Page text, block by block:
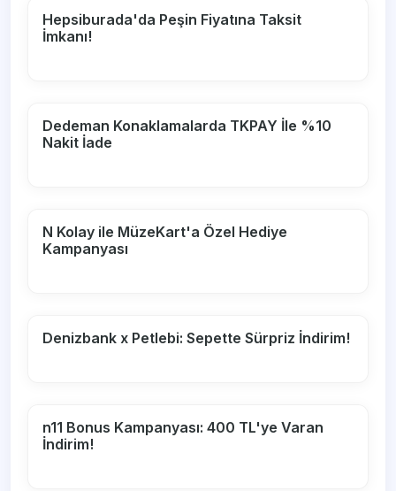
Hepsiburada'da Peşin Fiyatına Taksit
İmkanı!
Dedeman Konaklamalarda TKPAY İle %10
Nakit İade
N Kolay ile MüzeKart'a Özel Hediye
Kampanyası
Denizbank x Petlebi: Sepette Sürpriz İndirim!
n11 Bonus Kampanyası: 400 TL'ye Varan
İndirim!